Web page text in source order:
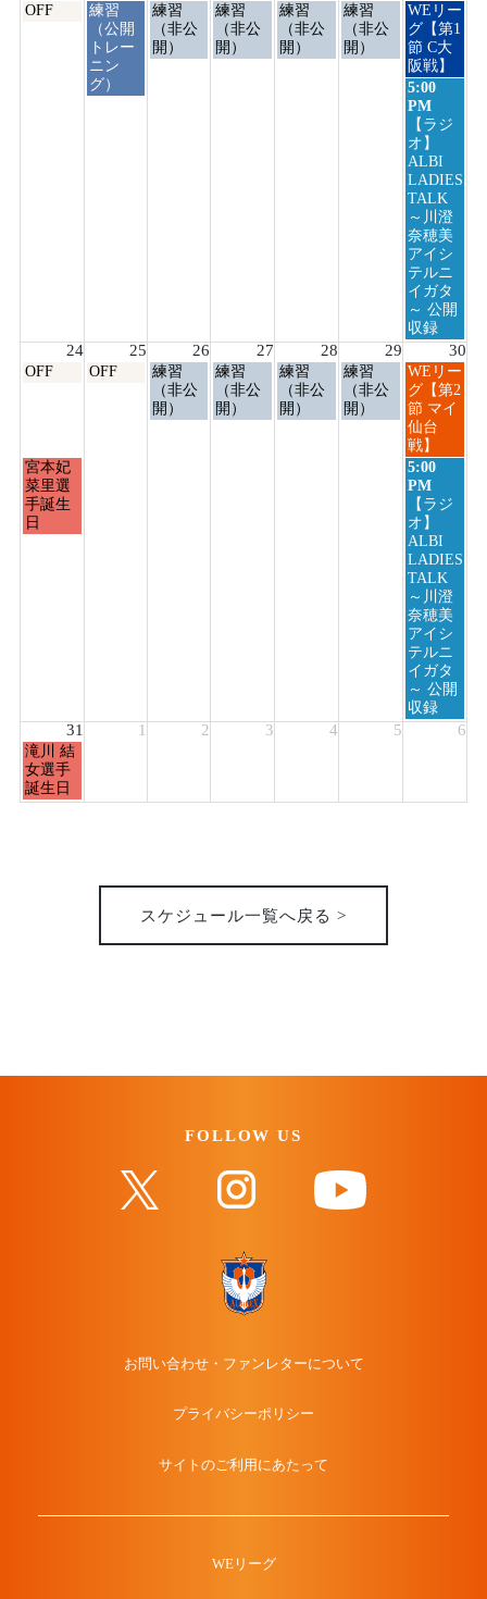
月
OFF
火
曜
日,
8
月
練習
（公開
トレー
ニン
グ）
水
曜
日,
練習
（非公
開）
木
曜
日,
練習
（非公
開）
金
曜
日,
練習
（非公
開）
土
曜
日,
練習
（非公
開）
日
曜
日,
8
月
23rd
2026
WEリー
グ【第1
節 C大
阪戦】
日
曜
日,
8
月
23rd
2026
5:00
PM
【ラジ
オ】
ALBI
LADIES
TALK
～川澄
奈穂美
アイシ
テルニ
イガタ
～ 公開
収録
24 25 26 27 28 29 30
月
24th
2026
OFF
火
OFF
水
曜
日,
練習
（非公
開）
木
曜
日,
練習
（非公
開）
金
曜
日,
練習
（非公
開）
土
曜
日,
練習
（非公
開）
日
曜
日,
8
月
30th
2026
WEリー
グ【第2
節 マイ
仙台
戦】
月
曜
日,
8
宮本妃
菜里選
手誕生
日
日
曜
日,
8
月
30th
2026
5:00
PM
【ラジ
オ】
ALBI
LADIES
TALK
～川澄
奈穂美
アイシ
テルニ
イガタ
～ 公開
収録
31 1 2 3 4 5 6
月
曜
日,
8
滝川 結
女選手
誕生日
スケジュール一覧へ戻る >
FOLLOW US
お問い合わせ・ファンレターについて
プライバシーポリシー
サイトのご利用にあたって
WEリーグ